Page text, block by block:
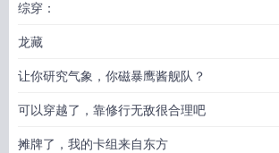
综穿：
龙藏
让你研究气象，你磁暴鹰酱舰队？
可以穿越了，靠修行无敌很合理吧
摊牌了，我的卡组来自东方